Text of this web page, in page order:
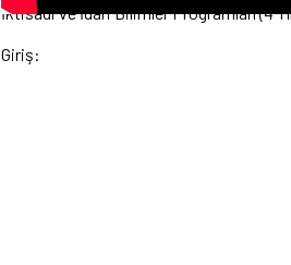
İktisadi ve İdari Bilimler Programları (4
Giriş: